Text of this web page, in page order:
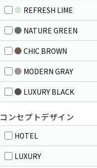
REFRESH LIME
NATURE GREEN
CHIC BROWN
MODERN GRAY
LUXURY BLACK
コンセプトデザイン
HOTEL
LUXURY